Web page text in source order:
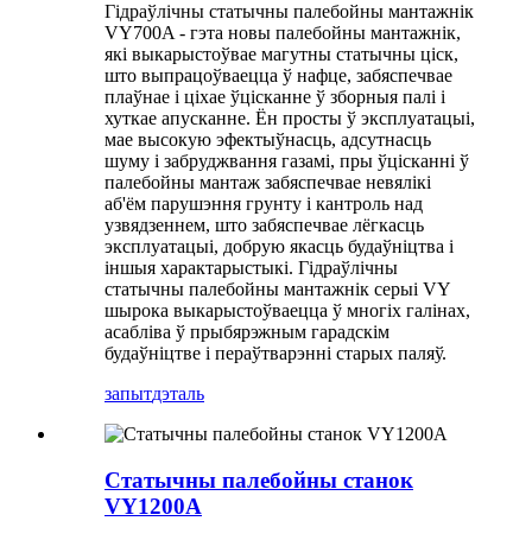
Гідраўлічны статычны палебойны мантажнік
VY700A - гэта новы палебойны мантажнік,
які выкарыстоўвае магутны статычны ціск,
што выпрацоўваецца ў нафце, забяспечвае
плаўнае і ціхае ўцісканне ў зборныя палі і
хуткае апусканне. Ён просты ў эксплуатацыі,
мае высокую эфектыўнасць, адсутнасць
шуму і забруджвання газамі, пры ўцісканні ў
палебойны мантаж забяспечвае невялікі
аб'ём парушэння грунту і кантроль над
узвядзеннем, што забяспечвае лёгкасць
эксплуатацыі, добрую якасць будаўніцтва і
іншыя характарыстыкі. Гідраўлічны
статычны палебойны мантажнік серыі VY
шырока выкарыстоўваецца ў многіх галінах,
асабліва ў прыбярэжным гарадскім
будаўніцтве і пераўтварэнні старых паляў.
запытдэталь
Статычны палебойны станок
VY1200A